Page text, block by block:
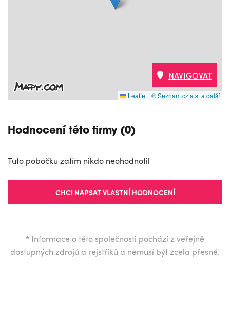
Leaflet | © Seznam.cz a.s. a další
NAVIGOVAT
Hodnocení této firmy (0)
Tuto pobočku zatím nikdo neohodnotil
CHCI NAPSAT VLASTNÍ HODNOCENÍ
* Informace o této společnosti pochází z veřejně
dostupných zdrojů a rejstříků a nemusí být zcela přesné.